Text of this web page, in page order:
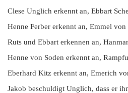
Clese Unglich erkennt an, Ebbart
Henne Ferber erkennt an, Emmel
Ruts und Ebbart erkennen an,
Henne von Soden erkennt an,
Eberhard Kitz erkennt an, Emerich
Jakob beschuldigt Unglich, dass er